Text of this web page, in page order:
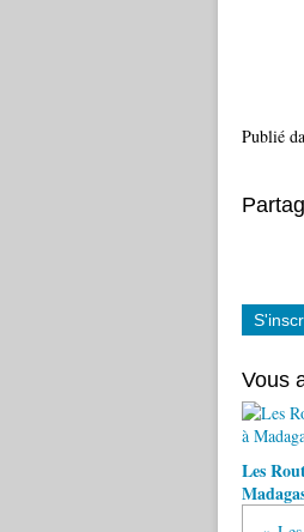
Publié
Vous
Les